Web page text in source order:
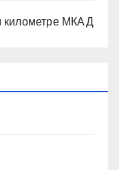
километре МКАД